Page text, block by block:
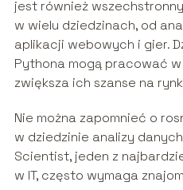
jest również
w wielu dziedzinach, od
aplikacji webowych i gier.
Pythona mogą pracować
zwiększa ich szanse na
Nie można zapomnieć o
w dziedzinie analizy
Scientist, jeden z
w IT, często wymaga